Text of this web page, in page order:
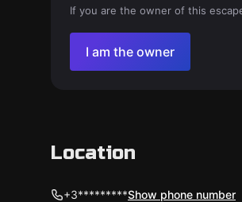
If you are the owner of this
I am the owner
Location
+3*********Show phone number